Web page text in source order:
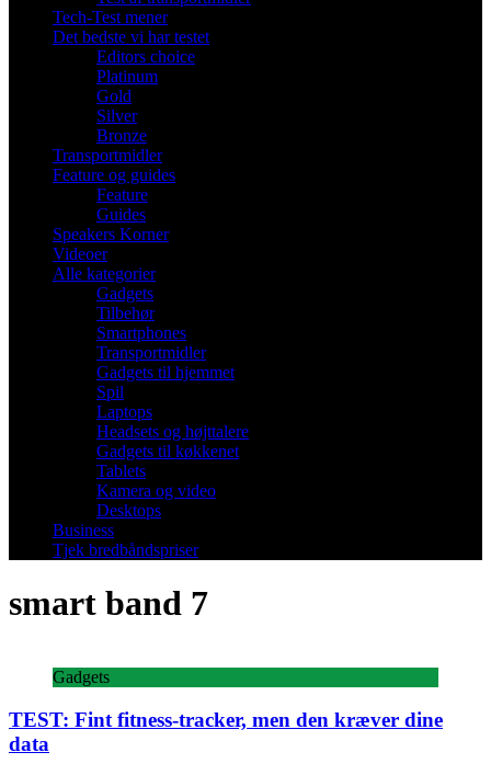
Tech-Test mener
Det bedste vi har testet
Editors choice
Platinum
Gold
Silver
Bronze
Transportmidler
Feature og guides
Feature
Guides
Speakers Korner
Videoer
Alle kategorier
Gadgets
Tilbehør
Smartphones
Transportmidler
Gadgets til hjemmet
Spil
Laptops
Headsets og højttalere
Gadgets til køkkenet
Tablets
Kamera og video
Desktops
Business
Tjek bredbåndspriser
smart band 7
Gadgets
TEST: Fint fitness-tracker, men den kræver dine
data